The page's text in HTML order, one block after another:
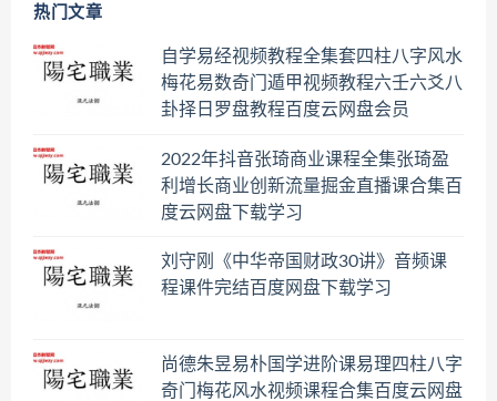
热门文章
自学易经视频教程全集套四柱八字风水
梅花易数奇门遁甲视频教程六壬六爻八
卦择日罗盘教程百度云网盘会员
2022年抖音张琦商业课程全集张琦盈
利增长商业创新流量掘金直播课合集百
度云网盘下载学习
刘守刚《中华帝国财政30讲》音频课
程课件完结百度网盘下载学习
尚德朱昱易朴国学进阶课易理四柱八字
奇门梅花风水视频课程合集百度云网盘